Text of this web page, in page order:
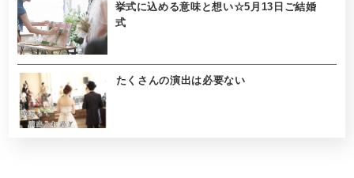
挙式に込める意味と想い☆5月13日ご結婚
式
たくさんの演出は必要ない